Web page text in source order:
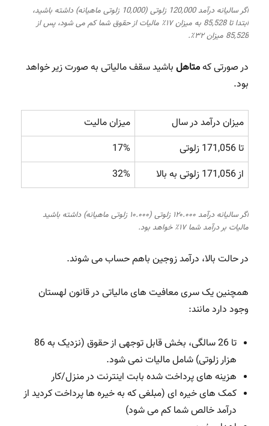
اگر سالیانه درآمد 120,000 زلوتی (10,000 زلوتی ماهیانه) داشته باشید،
ابتدا تا 85,528 به میزان ۱۷٪ مالیات از حقوق شما کم می شود، پس از
85,528 میزان ۳۲٪.
در صورتی کهمتاهل باشید سقف مالیاتی به صورت زیر خواهد
بود.
میزان درآمد در سال
میزان مالیت
تا 171,056 زلوتی
17%
از 171,056 زلوتی به بالا
32%
اگر سالیانه درآمد ۱۲۰.۰۰۰ زلوتی (۱۰.۰۰۰ زلوتی ماهیانه) داشته باشید
مالیات بر درآمد شما ۱۷٪ خواهد بود.
در حالت بالا، درآمد زوجین باهم حساب می شوند.
همچنین یک سری معافیت های مالیاتی در قانون لهستان
وجود دارد مانند:
تا 26 سالگی، بخش قابل توجهی از حقوق (نزدیک به 86
هزار زلوتی) شامل مالیات نمی شود.
هزینه های پرداخت شده بابت اینترنت در منزل/کار
کمک های خیره ای (مبلغی که به خیره ها پرداخت کردید از
درآمد خالص شما کم می شود)